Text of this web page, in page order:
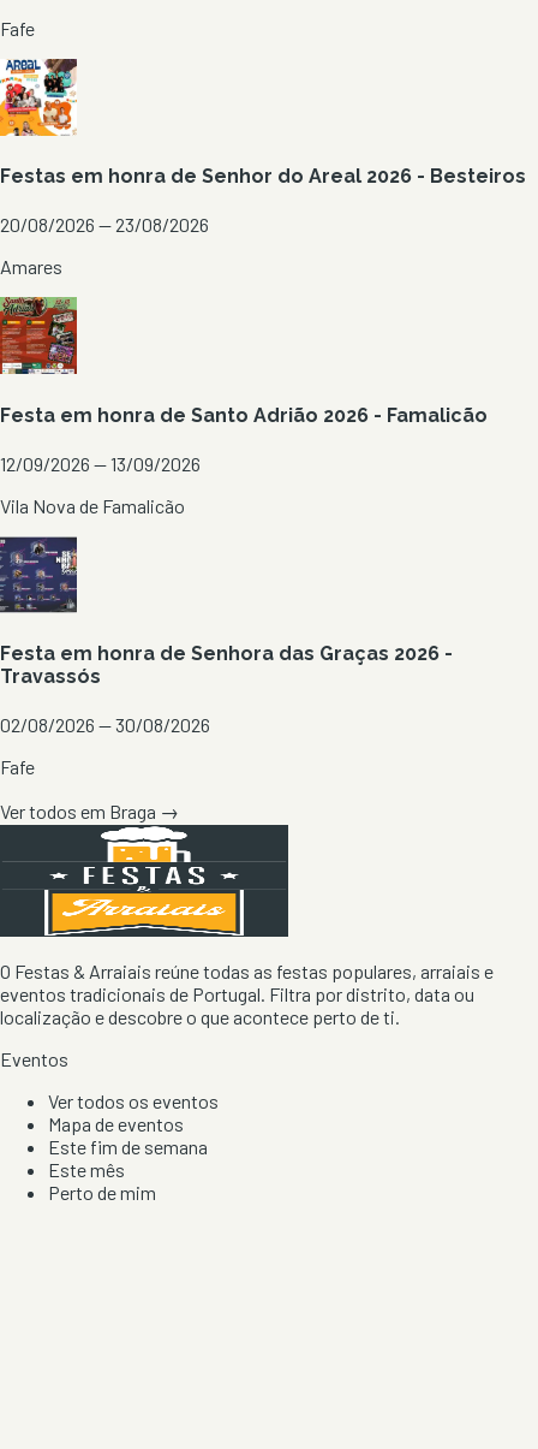
Fafe
Festas em honra de Senhor do Areal 2026 - Besteiros
20/08/2026 — 23/08/2026
Amares
Festa em honra de Santo Adrião 2026 - Famalicão
12/09/2026 — 13/09/2026
Vila Nova de Famalicão
Festa em honra de Senhora das Graças 2026 -
Travassós
02/08/2026 — 30/08/2026
Fafe
Ver todos em Braga →
O Festas & Arraiais reúne todas as festas populares, arraiais e
eventos tradicionais de Portugal. Filtra por distrito, data ou
localização e descobre o que acontece perto de ti.
Eventos
Ver todos os eventos
Mapa de eventos
Este fim de semana
Este mês
Perto de mim